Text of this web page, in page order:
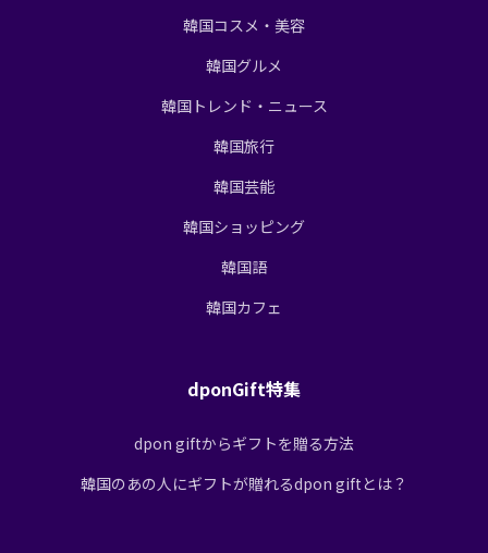
韓国コスメ・美容
韓国グルメ
韓国トレンド・ニュース
韓国旅行
韓国芸能
韓国ショッピング
韓国語
韓国カフェ
dponGift特集
dpon giftからギフトを贈る方法
韓国のあの人にギフトが贈れるdpon giftとは？